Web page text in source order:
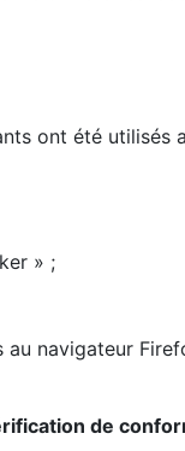
ont été utilisés
» ;
au navigateur
de